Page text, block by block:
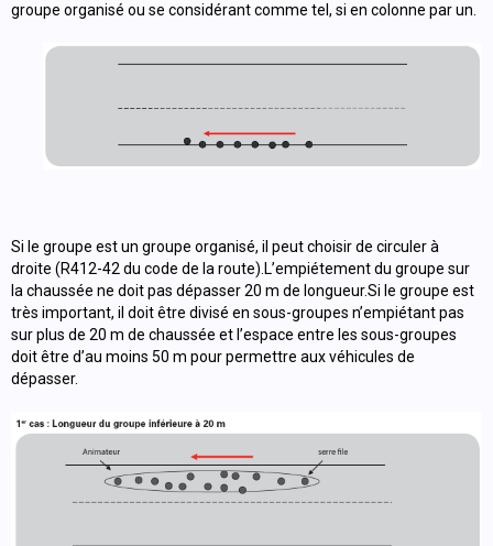
groupe organisé ou se considérant comme tel, si en colonne par un.
Si le groupe est un groupe organisé, il peut choisir de circuler à
droite (R412-42 du code de la route).L’empié­tement du groupe sur
la chaussée ne doit pas dépasser 20 m de longueur.Si le groupe est
très important, il doit être divisé en sous-groupes n’empiétant pas
sur plus de 20 m de chaussée et l’espace entre les sous-groupes
doit être d’au moins 50 m pour permettre aux véhicules de
dépasser.